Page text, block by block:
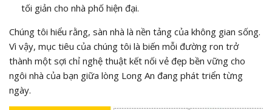
tối giản cho nhà phố hiện đại.
Chúng tôi hiểu rằng, sàn nhà là nền tảng của không gian sống.
Vì vậy, mục tiêu của chúng tôi là biến mỗi đường ron trở
thành một sợi chỉ nghệ thuật kết nối vẻ đẹp bền vững cho
ngôi nhà của bạn giữa lòng Long An đang phát triển từng
ngày.